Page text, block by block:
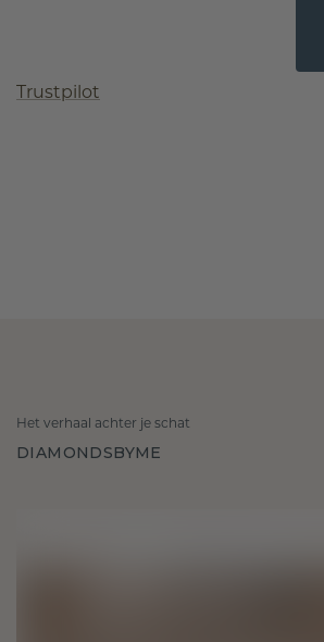
Trustpilot
Het verhaal achter je schat
DIAMONDSBYME